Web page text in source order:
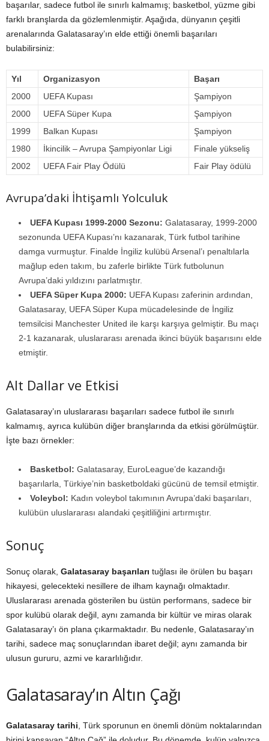
başarılar, sadece futbol ile sınırlı kalmamış; basketbol, yüzme gibi
farklı branşlarda da gözlemlenmiştir. Aşağıda, dünyanın çeşitli
arenalarında Galatasaray’ın elde ettiği önemli başarıları
bulabilirsiniz:
Yıl Organizasyon
Başarı
2000
UEFA Kupası
Şampiyon
2000
UEFA Süper Kupa
Şampiyon
1999
Balkan Kupası
Şampiyon
1980
İkincilik – Avrupa Şampiyonlar Ligi
Finale yükseliş
2002
UEFA Fair Play Ödülü Fair Play ödülü
Avrupa’daki İhtişamlı Yolculuk
UEFA Kupası 1999-2000 Sezonu: Galatasaray, 1999-2000
sezonunda UEFA Kupası’nı kazanarak, Türk futbol tarihine
damga vurmuştur. Finalde İngiliz kulübü Arsenal’ı penaltılarla
mağlup eden takım, bu zaferle birlikte Türk futbolunun
Avrupa’daki yıldızını parlatmıştır.
UEFA Süper Kupa 2000: UEFA Kupası zaferinin ardından,
Galatasaray, UEFA Süper Kupa mücadelesinde de İngiliz
temsilcisi Manchester United ile karşı karşıya gelmiştir. Bu maçı
2-1 kazanarak, uluslararası arenada ikinci büyük başarısını elde
etmiştir.
Alt Dallar ve Etkisi
Galatasaray’ın uluslararası başarıları sadece futbol ile sınırlı
kalmamış, ayrıca kulübün diğer branşlarında da etkisi görülmüştür.
İşte bazı örnekler:
Basketbol: Galatasaray, EuroLeague’de kazandığı
başarılarla, Türkiye’nin basketboldaki gücünü de temsil etmiştir.
Voleybol: Kadın voleybol takımının Avrupa’daki başarıları,
kulübün uluslararası alandaki çeşitliliğini artırmıştır.
Sonuç
Sonuç olarak, Galatasaray başarıları tuğlası ile örülen bu başarı
hikayesi, gelecekteki nesillere de ilham kaynağı olmaktadır.
Uluslararası arenada gösterilen bu üstün performans, sadece bir
spor kulübü olarak değil, aynı zamanda bir kültür ve miras olarak
Galatasaray’ı ön plana çıkarmaktadır. Bu nedenle, Galatasaray’ın
tarihi, sadece maç sonuçlarından ibaret değil; aynı zamanda bir
ulusun gururu, azmi ve kararlılığıdır.
Galatasaray’ın Altın Çağı
Galatasaray tarihi , Türk sporunun en önemli dönüm noktalarından